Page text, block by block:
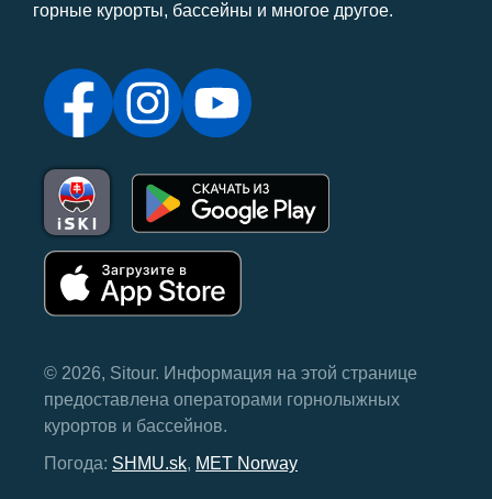
горные курорты, бассейны и многое другое.
© 2026, Sitour. Информация на этой странице
предоставлена ​​операторами горнолыжных
курортов и бассейнов.
Погода: SHMU.sk, MET Norway